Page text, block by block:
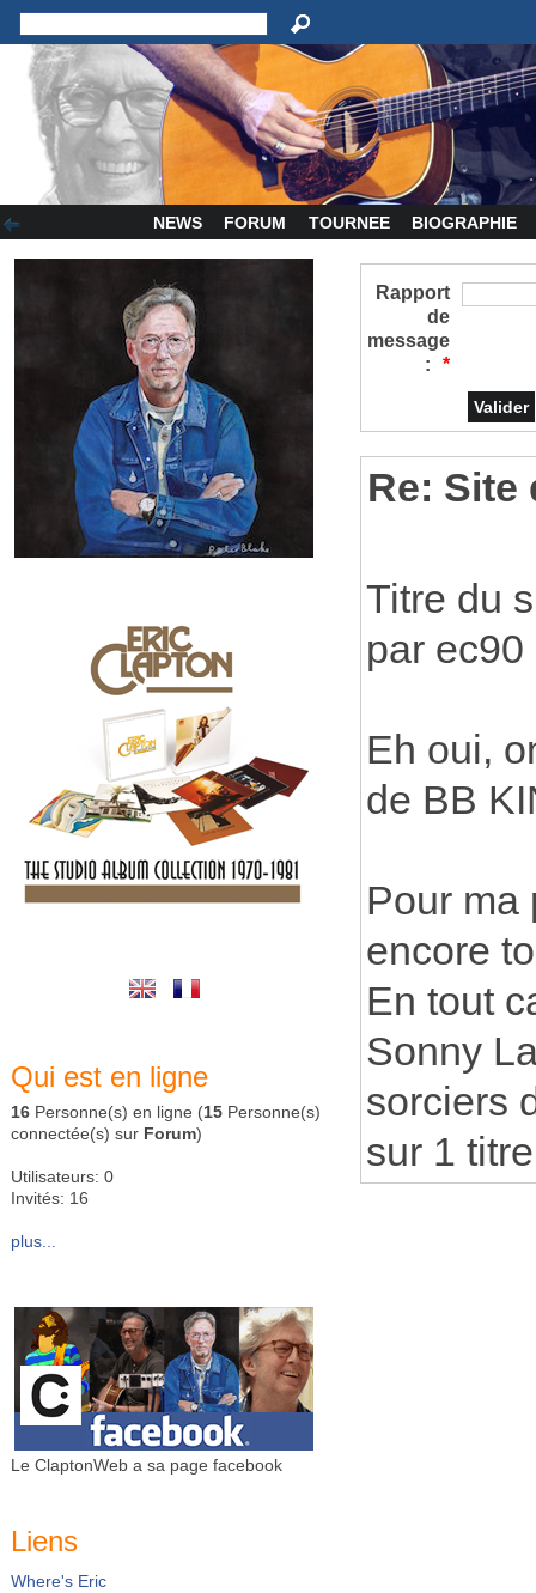
NEWS FORUM TOURNEE BIOGRAPHIE
Qui est en ligne
16 Personne(s) en ligne (15 Personne(s)
connectée(s) sur Forum)
Utilisateurs: 0
Invités: 16
plus...
Le ClaptonWeb a sa page facebook
Liens
Where's Eric
Rapport
de
message
:
*
Re: Site
Titre du
par
Eh oui,
de BB
Pour ma
encore
En tout
Sonny
sorciers
sur 1